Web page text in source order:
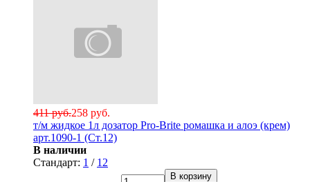
258 руб.
411 руб.
т/м жидкое 1л дозатор Pro-Brite ромашка и алоэ (крем)
арт.1090-1 (Ст.12)
В наличии
Стандарт: 1 / 12
В корзину